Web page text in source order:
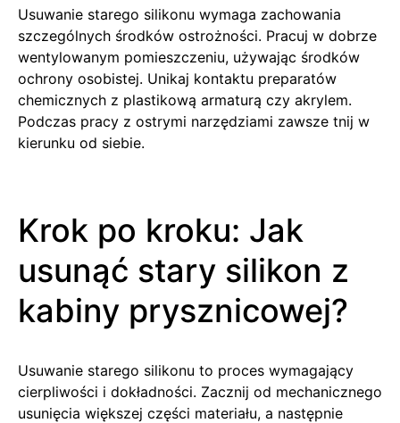
Usuwanie starego silikonu wymaga zachowania
szczególnych środków ostrożności. Pracuj w dobrze
wentylowanym pomieszczeniu, używając środków
ochrony osobistej. Unikaj kontaktu preparatów
chemicznych z plastikową armaturą czy akrylem.
Podczas pracy z ostrymi narzędziami zawsze tnij w
kierunku od siebie.
Krok po kroku: Jak
usunąć stary silikon z
kabiny prysznicowej?
Usuwanie starego silikonu to proces wymagający
cierpliwości i dokładności. Zacznij od mechanicznego
usunięcia większej części materiału, a następnie